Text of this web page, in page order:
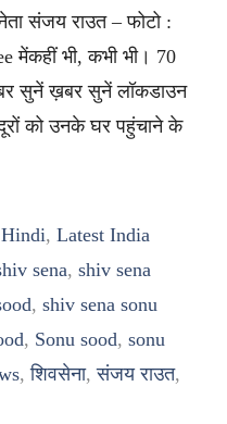
संजय राउत – फोटो :
मेंकहीं भी, कभी भी। 70
सुनें ख़बर सुनें लॉकडाउन
को उनके घर पहुंचाने के
, Latest India
sena, shiv sena
, shiv sena sonu
, Sonu sood, sonu
,शिवसेना,संजय राउत,